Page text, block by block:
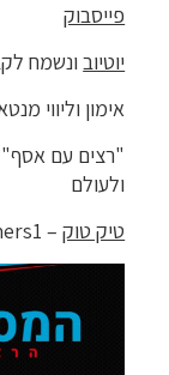
פייסבוק
יוטיובונשמח
אימון וליווי
"רצים עם
ולעולם
טיק טוק– asafrunners1